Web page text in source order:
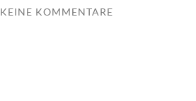
KEINE KOMMENTARE